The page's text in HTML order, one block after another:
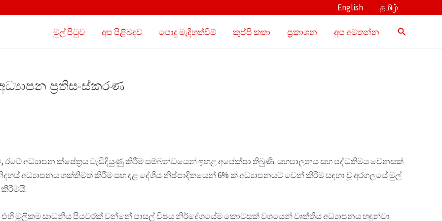
English தமிழ்
මුල් පිටුව අප පිළිබඳව පොදු මැදිහත්වීම් කුප්පි කතා ප්‍රකාශන අප අමතන්න Search
ප්‍රතිසංස්කරණ
රටේ අධ්‍යාපන ක්ෂේත්‍රය වැඩිදියුණු කිරීම සම්බන්ධයෙන් ඉහළ අපේක්ෂා තිබුණි. යහපාලනය සහ පද්ධතිමය වෙනසක්
අධ්‍යාපනය ශක්තිමත් කිරීම සහ දළ දේශීය නිෂ්පාදිතයෙන් 6% ක් අධ්‍යාපනයට වෙන් කිරීම සඳහා වූ අරගලයේ මුල්
එහි මූලිකම සාධනීය පියවරක් වන්නේ පාසල් විෂය නිර්දේශයේම කොටසක් වශයෙන් වෘත්තීය අධ්‍යාපනය හඳුන්වා